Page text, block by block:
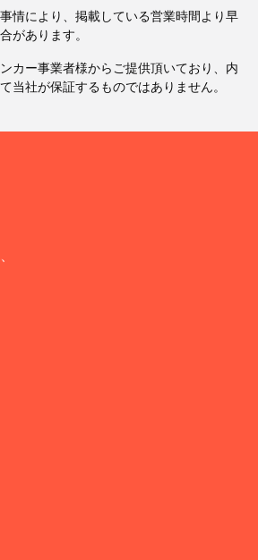
情により、掲載している営業時間より早
があります。
カー事業者様からご提供頂いており、内
当社が保証するものではありません。